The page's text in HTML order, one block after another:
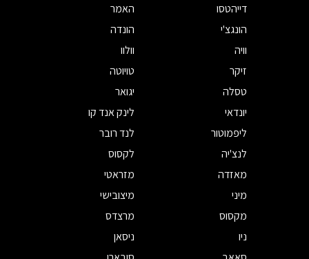
דייהטסו
האמר
הונגצ'י
הונדה
וויה
וולוו
זיקר
טויוטה
טסלה
יגואר
יונדאי
לינק אנד קו
ליפמוטור
לנד רובר
לנצ'יה
לקסוס
מאזדה
מזראטי
מיני
מיצובישי
מקסוס
מרצדס
ניו
ניסאן